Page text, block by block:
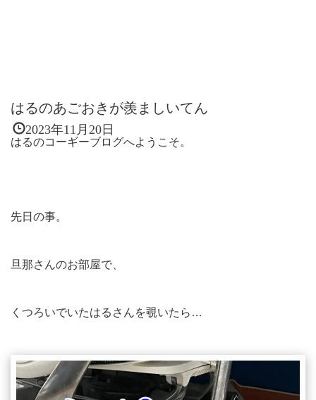
はるのあごおきが羨ましいてん
2023年11月20日
はるのコーギーブログへようこそ。
先日の事。
旦那さんのお部屋で、
くつろいでいたはるさんを覗いたら…